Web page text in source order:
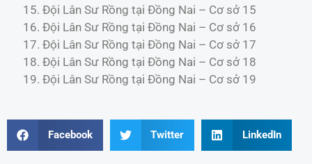
Đội Lân Sư Rồng tại Đồng Nai – Cơ sở 15
Đội Lân Sư Rồng tại Đồng Nai – Cơ sở 16
Đội Lân Sư Rồng tại Đồng Nai – Cơ sở 17
Đội Lân Sư Rồng tại Đồng Nai – Cơ sở 18
Đội Lân Sư Rồng tại Đồng Nai – Cơ sở 19
Facebook Twitter LinkedIn